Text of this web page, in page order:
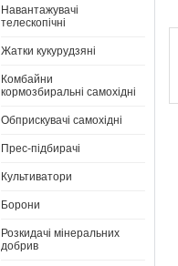
Навантажувачі
телескопічні
Жатки кукурудзяні
Комбайни
кормозбиральні самохідні
Обприскувачі самохідні
Прес-підбирачі
Культиватори
Борони
Розкидачі мінеральних
добрив